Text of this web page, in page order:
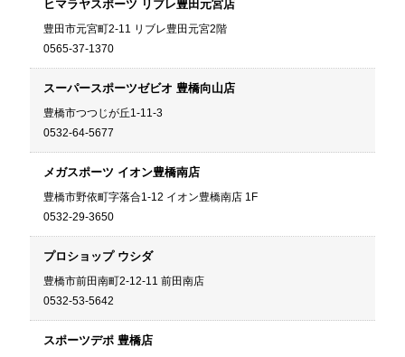
ヒマラヤスポーツ リブレ豊田元宮店
豊田市元宮町2-11 リブレ豊田元宮2階
0565-37-1370
スーパースポーツゼビオ 豊橋向山店
豊橋市つつじが丘1-11-3
0532-64-5677
メガスポーツ イオン豊橋南店
豊橋市野依町字落合1-12 イオン豊橋南店 1F
0532-29-3650
プロショップ ウシダ
豊橋市前田南町2-12-11 前田南店
0532-53-5642
スポーツデポ 豊橋店